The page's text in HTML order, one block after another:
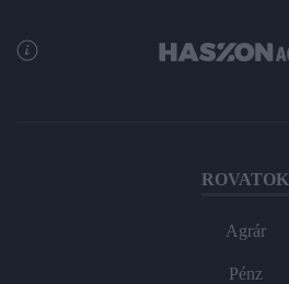
ROVATOK
Agrár
Pénz